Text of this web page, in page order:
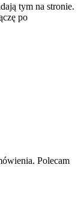
tym na stronie.
po
Polecam